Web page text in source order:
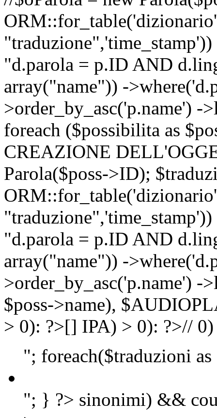
"d.parola = p.ID AND
array("name")) -
>order_by_asc('p.name')
foreach ($possibilita as
CREAZIONE
Parola($poss->ID);
"d.parola = p.ID AND
array("name")) -
>order_by_asc('p.name')
$poss->name),
> 0): ?>[] IPA) > 0): ?>//
"; foreach($traduzioni
"; } ?> sinonimi) &&